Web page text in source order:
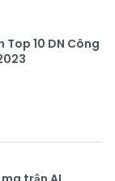
10 DN Công